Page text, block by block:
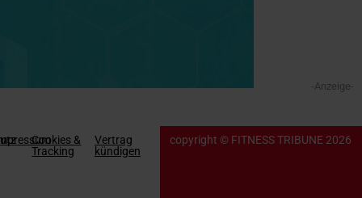
-Anzeige-
Cookies &
Tracking
Vertrag
kündigen
copyright © FITNESS TRIBUNE 2026